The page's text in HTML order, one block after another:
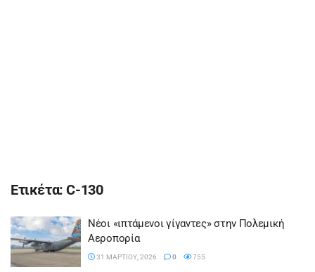
Ετικέτα:C-130
Νέοι «ιπτάμενοι γίγαντες» στην Πολεμική
Αεροπορία
31 ΜΑΡΤΊΟΥ, 2026 0 755